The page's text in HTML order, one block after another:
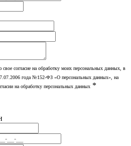
согласие на обработку моих персональных данных, в
года №152-ФЗ «О персональных данных», на
на обработку персональных данных *